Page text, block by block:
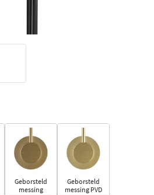
Geborsteld
messing
Geborsteld
messing PVD